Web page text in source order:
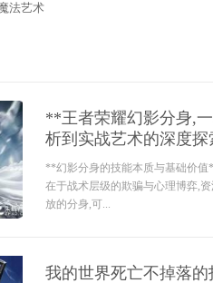
法艺术
**王者荣耀幻影分身,
析到实战艺术的深度
**幻影分身的技能本质与基础价
在于战术层级的欺骗与心理博弈,
放的分身,可...
我的世界死亡不掉落